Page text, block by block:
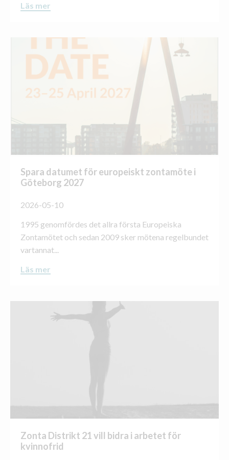
Läs mer
Spara datumet för europeiskt zontamöte i
Göteborg 2027
2026-05-10
1995 genomfördes det allra första Europeiska
Zontamötet och sedan 2009 sker mötena regelbundet
vartannat...
Läs mer
Zonta Distrikt 21 vill bidra i arbetet för
kvinnofrid